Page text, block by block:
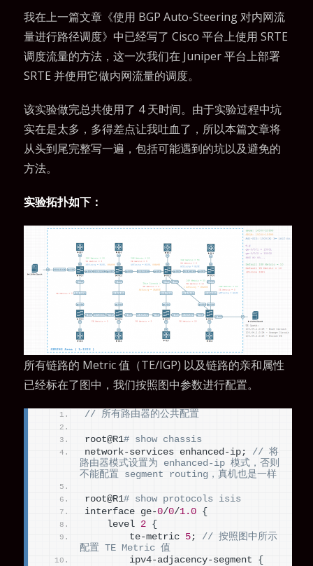
我在上一篇文章 《使用 BGP Auto-Steering 对内网流
量进行路径调度》 中已经写了 Cisco 平台上使用 SRTE
调度流量的方法，这一次我们在 Juniper 平台上部署
SRTE 并使用它做内网流量的调度。
该实验做完总共使用了 4 天时间。由于实验过程中坑
实在是太多，多得差点让我吐血了，所以本篇文章将
从头到尾完整写一遍，包括可能遇到的坑以及避免的
方法。
实验拓扑如下：
所有链路的 Metric 值（TE/IGP) 以及链路的亲和属性
已经标在了图中，我们按照图中参数进行配置。
// 所有路由器的公共配置
root@R1# show chassis
network-services enhanced-ip; // 将
路由器模式设置为 enhanced-ip 模式，否则
不能配置 segment routing，真机也是一样
root@R1# show protocols isis
interface ge-0/0/1.0 {
    level
2 {
        te-metric
5 ; // 按照图中所示
配置 TE Metric 值
        ipv4-adjacency-segment
{